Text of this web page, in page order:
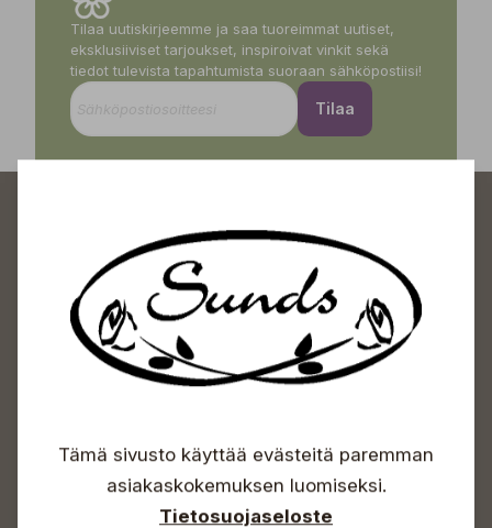
Tilaa uutiskirjeemme ja saa tuoreimmat uutiset,
eksklusiiviset tarjoukset, inspiroivat vinkit sekä
tiedot tulevista tapahtumista suoraan sähköpostiisi!
Tilaa
Sundin Puutarhakeskus
Lauantaisin 09-16
Sunnuntaisin Itsepalvelu
Info & vaihde
Tämä sivusto käyttää evästeitä paremman
asiakaskokemuksen luomiseksi.
Tietosuojaseloste